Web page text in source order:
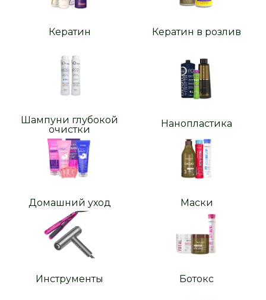
Кератин Кератин в розлив
Шампуни глубокой
очистки
Нанопластика
Домашний уход Маски
Инструменты Ботокс